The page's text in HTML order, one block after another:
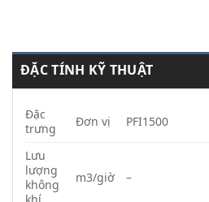
ĐẶC TÍNH KỸ THUẬT
Đặc
trưng
Đơn vị PFI1500
Lưu
lượng
không
m3/giờ –